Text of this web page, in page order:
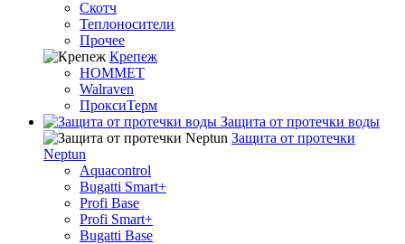
Скотч
Теплоносители
Прочее
Крепеж
HOMMET
Walraven
ПроксиТерм
Защита от протечки воды
Защита от протечки
Neptun
Aquacontrol
Bugatti Smart+
Profi Base
Profi Smart+
Bugatti Base